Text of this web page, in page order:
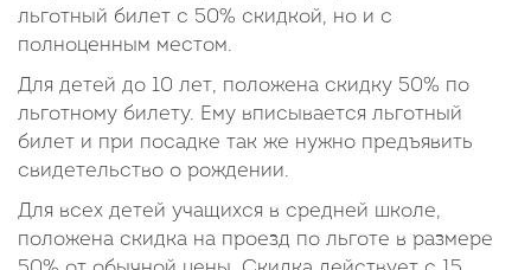
льготный билет с 50% скидкой, но и с
полноценным местом.
Для детей до 10 лет, положена скидку 50% по
льготному билету. Ему вписывается льготный
билет и при посадке так же нужно предъявить
свидетельство о рождении.
Для всех детей учащихся в средней школе,
положена скидка на проезд по льготе в размере